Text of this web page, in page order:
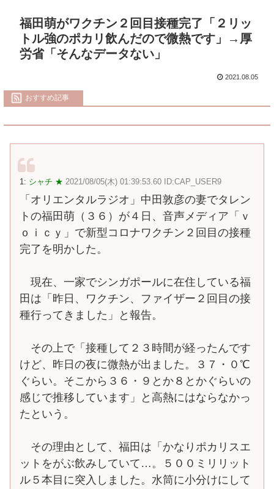
福田萌がワクチン２回目接種完了「２リッ
トル強のポカリ飲んだので微熱です」→厚
労省「そんなデータない」
2021.08.05
おすすめ記事
1: シャチ ★ 2021/08/05(木) 01:39:53.60 ID:CAP_USER9
「オリエンタルラジオ」中田敦彦の妻でタレン
トの福田萌（３６）が４日、音声メディア「ｖ
ｏｉｃｙ」で新型コロナワクチン２回目の接種
完了を明かした。
現在、一家でシンガポールに在住している福
田は「昨日、ワクチン、ファイザー２回目の接
種行ってきました」と報告。
その上で「接種して２３時間が経ったんです
けど、昨日の夜に微熱が出ました。３７・０℃
ぐらい。そこから３６・９とか８とかぐらいの
感じで推移しています」と高熱にはならなかっ
たという。
その理由として、福田は「かなりポカリスエ
ットをがぶ飲みしていて…。５００ミリリット
ル５本目に突入しました。水筒に小分けにして